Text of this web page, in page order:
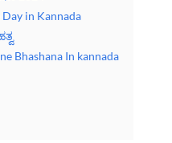
in Kannada
Bhashana In kannada